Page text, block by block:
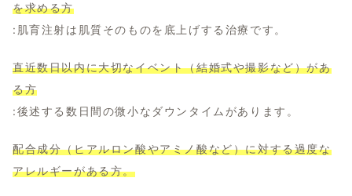
を求める方
:肌育注射は肌質そのものを底上げする治療です。
直近数日以内に大切なイベント（結婚式や撮影など）があ
る方
:後述する数日間の微小なダウンタイムがあります。
配合成分（ヒアルロン酸やアミノ酸など）に対する過度な
アレルギーがある方。